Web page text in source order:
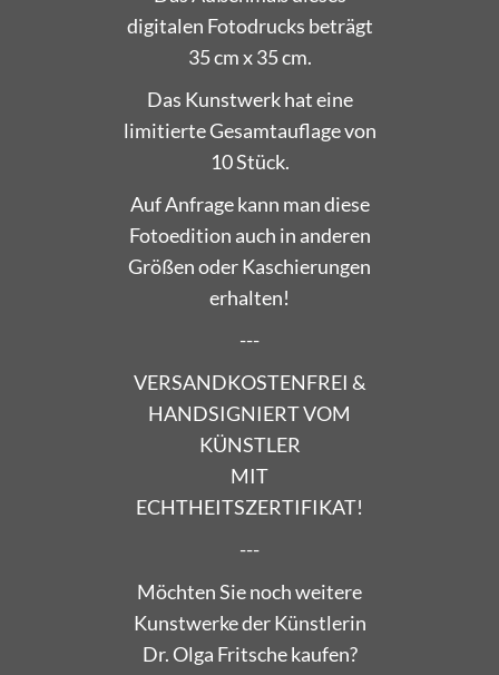
digitalen Fotodrucks beträgt
35 cm x 35 cm.
Das Kunstwerk hat eine
limitierte Gesamtauflage von
10 Stück.
Auf Anfrage kann man diese
Fotoedition auch in anderen
Größen oder Kaschierungen
erhalten!
VERSANDKOSTENFREI &
HANDSIGNIERT VOM
KÜNSTLER
MIT
ECHTHEITSZERTIFIKAT!
Möchten Sie noch weitere
Kunstwerke der Künstlerin
Dr. Olga Fritsche kaufen?